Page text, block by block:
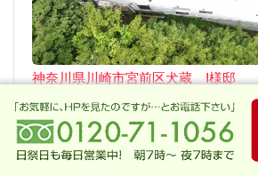
神奈川県川崎市宮前区犬蔵 I様邸
→全ての屋根塗装事例